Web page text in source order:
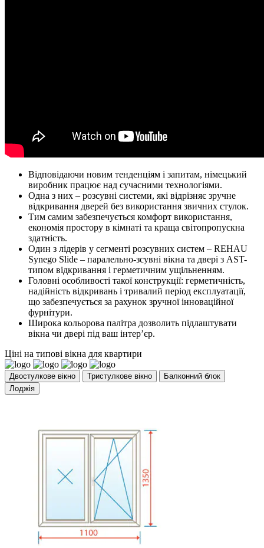
Відповідаючи новим тенденціям і запитам, німецький
виробник працює над сучасними технологіями.
Одна з них – розсувні системи, які відрізняє зручне
відкривання дверей без використання звичних стулок.
Тим самим забезпечується комфорт використання,
економія простору в кімнаті та краща світопропускна
здатність.
Один з лідерів у сегменті розсувних систем – REHAU
Synego Slide – паралельно-зсувні вікна та двері з AST-
типом відкривання і герметичним ущільненням.
Головні особливості такої конструкції: герметичність,
надійність відкривань і тривалий період експлуатації,
що забезпечується за рахунок зручної інноваційної
фурнітури.
Широка кольорова палітра дозволить підлаштувати
вікна чи двері під ваш інтер’єр.
Ціні на типові вікна для квартири
Двостулкове вікно Тристулкове вікно
Балконний блок
Лоджія